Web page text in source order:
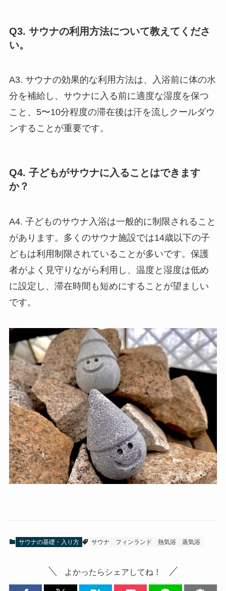
Q3. サウナの利用方法について教えてくださ
い。
A3. サウナの効果的な利用方法は、入浴前に体の水
分を補給し、サウナに入る前に適度な湿度を保つ
こと、5〜10分程度の滞在後は汗を流しクールダウ
ンすることが重要です。
Q4. 子どもがサウナに入ることはできます
か？
A4. 子どものサウナ入浴は一般的に制限されること
があります。多くのサウナ施設では14歳以下の子
どもは利用制限されていることが多いです。保護
者がよく見守りながら利用し、温度と湿度は低め
に設定し、滞在時間も短めにすることが望ましい
です。
サウナの基礎・入り方 サウナ フィンランド 熱気浴 蒸気浴
よかったらシェアしてね！